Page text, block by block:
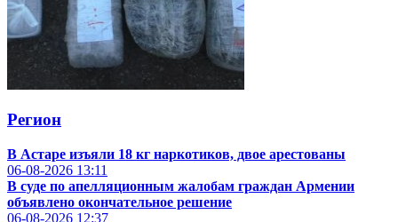
Регион
В Астаре изъяли 18 кг наркотиков, двое арестованы
06-08-2026 13:11
В суде по апелляционным жалобам граждан Армении
объявлено окончательное решение
06-08-2026 12:37